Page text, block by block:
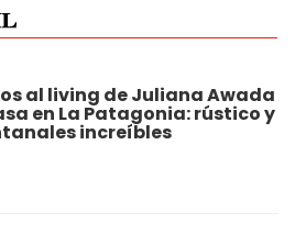
al living de Juliana Awada
en La Patagonia: rústico y
increíbles